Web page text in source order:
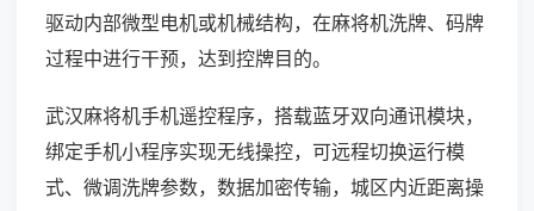
驱动内部微型电机或机械结构，在麻将机洗牌、码牌
过程中进行干预，达到控牌目的。
武汉麻将机手机遥控程序，搭载蓝牙双向通讯模块，
绑定手机小程序实现无线操控，可远程切换运行模
式、微调洗牌参数，数据加密传输，城区内近距离操